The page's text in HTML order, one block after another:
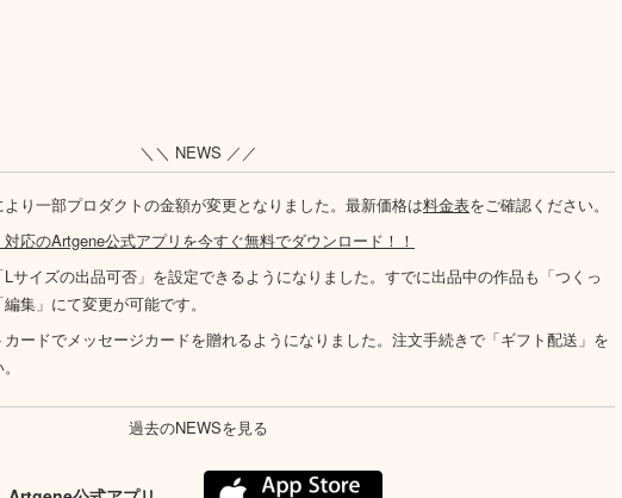
＼＼ NEWS ／／
より一部プロダクトの金額が変更となりました。最新価格は料金表をご確認ください。
応のArtgene公式アプリを今すぐ無料でダウンロード！！
サイズの出品可否」を設定できるようになりました。すでに出品中の作品も「つくっ
集」にて変更が可能です。
ードでメッセージカードを贈れるようになりました。注文手続きで「ギフト配送」を
過去のNEWSを見る